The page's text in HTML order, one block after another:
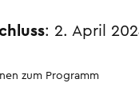
: 2. April
zum Programm